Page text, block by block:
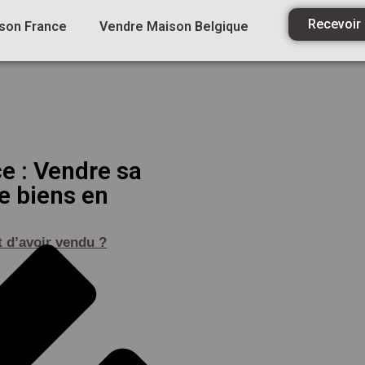
France Vendre Maison Belgique
: Vendre sa
biens en
d’avoir vendu ?